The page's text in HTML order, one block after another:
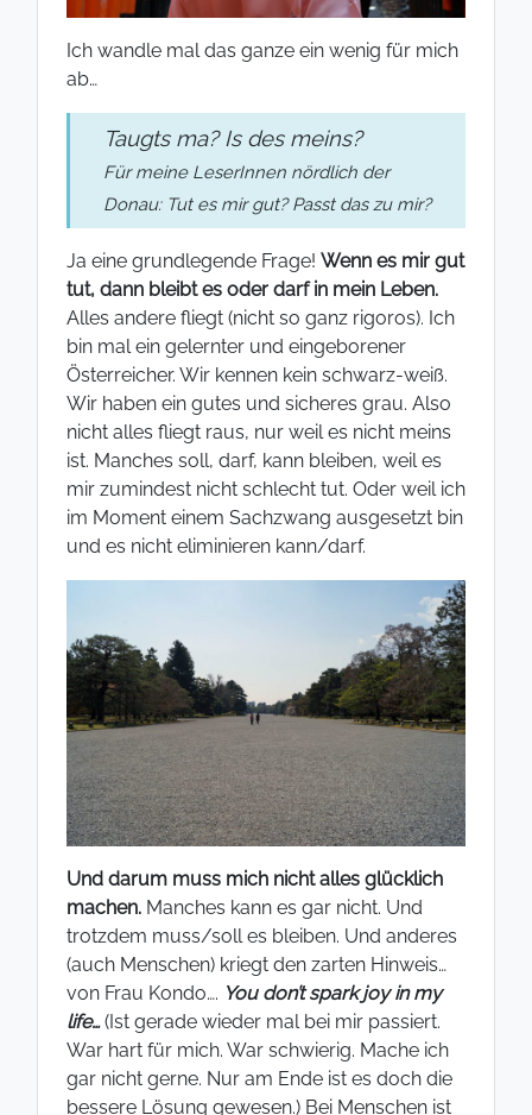
Ich wandle mal das ganze ein wenig für mich
ab…
Taugts ma? Is des meins?
Für meine LeserInnen nördlich der
Donau: Tut es mir gut? Passt das zu mir?
Ja eine grundlegende Frage! Wenn es mir gut
tut, dann bleibt es oder darf in mein Leben.
Alles andere fliegt (nicht so ganz rigoros). Ich
bin mal ein gelernter und eingeborener
Österreicher. Wir kennen kein schwarz-weiß.
Wir haben ein gutes und sicheres grau. Also
nicht alles fliegt raus, nur weil es nicht meins
ist. Manches soll, darf, kann bleiben, weil es
mir zumindest nicht schlecht tut. Oder weil ich
im Moment einem Sachzwang ausgesetzt bin
und es nicht eliminieren kann/darf.
Und darum muss mich nicht alles glücklich
machen. Manches kann es gar nicht. Und
trotzdem muss/soll es bleiben. Und anderes
(auch Menschen) kriegt den zarten Hinweis…
von Frau Kondo…. You don’t spark joy in my
life…(Ist gerade wieder mal bei mir passiert.
War hart für mich. War schwierig. Mache ich
gar nicht gerne. Nur am Ende ist es doch die
bessere Lösung gewesen.) Bei Menschen ist